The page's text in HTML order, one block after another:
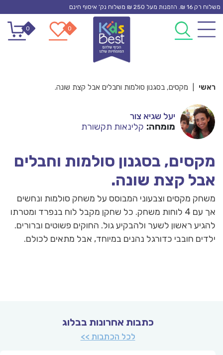
Skip
content
משלוח רק 16 ₪. הזמנות מעל 250 ₪ משלוח נק’ איסוף חינם
0
0
ראשי מקסים, בסגנון סולמות וחבלים אבל קצת שונה.
יעל שגיא צור
מומחה: קלינאות תקשורת
מקסים, בסגנון סולמות וחבלים
אבל קצת שונה.
משחק מקסים וצבעוני המבוסס על משחק סולמות ונחשים
אך עם 4 לוחות משחק. כל שחקן מקבל לוח בנפרד ומטרתו
להגיע ראשון לשער ולהבקיע גול. החוקים פשוטים וברורים.
ילדים חובבי כדורגל נהנים במיוחד, אבל מתאים לכולם.
כתבות אחרונות בבלוג
לכל הכתבות >>